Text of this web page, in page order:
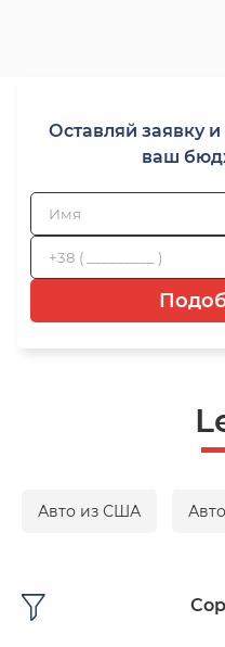
Оставляй заявку
ваш
Авто из США